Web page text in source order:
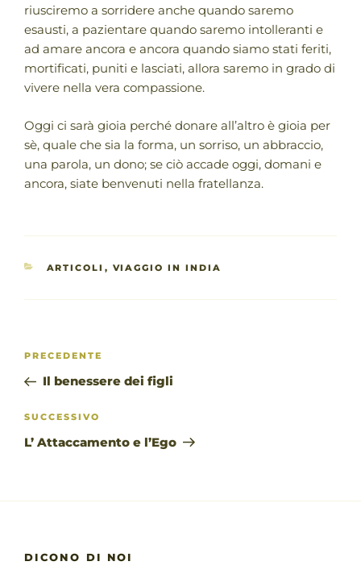
riusciremo a sorridere anche quando saremo
esausti, a pazientare quando saremo intolleranti e
ad amare ancora e ancora quando siamo stati feriti,
mortificati, puniti e lasciati, allora saremo in grado di
vivere nella vera compassione.
Oggi ci sarà gioia perché donare all’altro è gioia per
sè, quale che sia la forma, un sorriso, un abbraccio,
una parola, un dono; se ciò accade oggi, domani e
ancora, siate benvenuti nella fratellanza.
CATEGORIE
ARTICOLI , VIAGGIO IN INDIA
Articolo
precedente:
PRECEDENTE
Il benessere dei figli
Articolo
successivo
SUCCESSIVO
L’ Attaccamento e l’Ego
DICONO DI NOI